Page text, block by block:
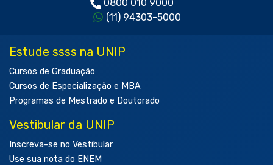
0800 010 9000
(11) 94303-5000
Estude ssss na UNIP
Cursos de Graduação
Cursos de Especialização e MBA
Programas de Mestrado e Doutorado
Vestibular da UNIP
Inscreva-se no Vestibular
Use sua nota do ENEM